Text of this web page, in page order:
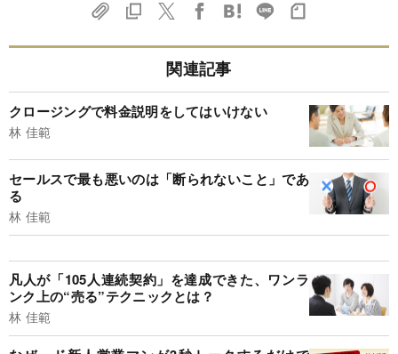
関連記事
クロージングで料金説明をしてはいけない
林 佳範
セールスで最も悪いのは「断られないこと」であ
る
林 佳範
凡人が「105人連続契約」を達成できた、ワンラ
ンク上の“売る”テクニックとは？
林 佳範